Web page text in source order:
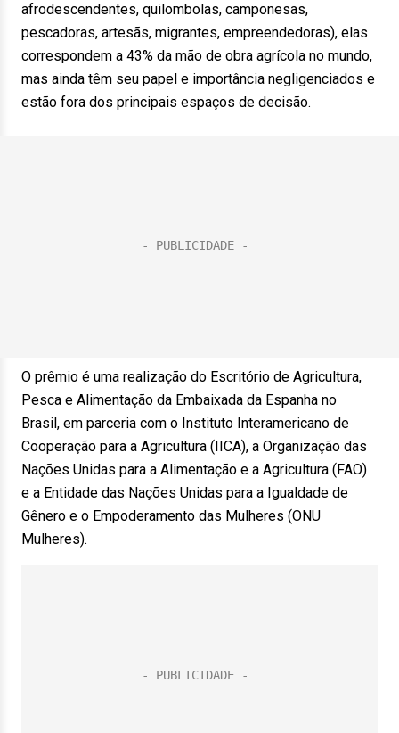
afrodescendentes, quilombolas, camponesas,
pescadoras, artesãs, migrantes, empreendedoras), elas
correspondem a 43% da mão de obra agrícola no mundo,
mas ainda têm seu papel e importância negligenciados e
estão fora dos principais espaços de decisão.
O prêmio é uma realização do Escritório de Agricultura,
Pesca e Alimentação da Embaixada da Espanha no
Brasil, em parceria com o Instituto Interamericano de
Cooperação para a Agricultura (IICA), a Organização das
Nações Unidas para a Alimentação e a Agricultura (FAO)
e a Entidade das Nações Unidas para a Igualdade de
Gênero e o Empoderamento das Mulheres (ONU
Mulheres).